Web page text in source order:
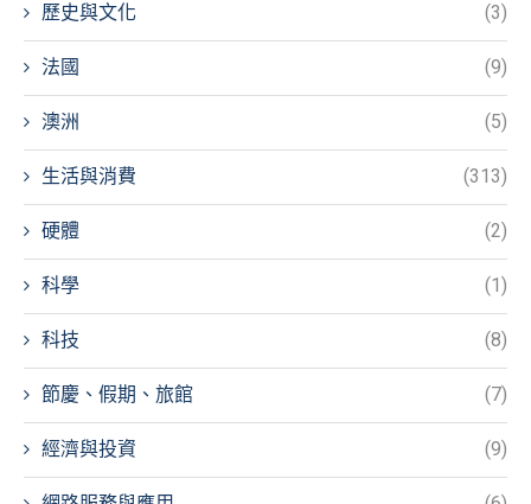
歷史與文化 (3)
法國 (9)
澳洲 (5)
生活與消費 (313)
硬體 (2)
科學 (1)
科技 (8)
節慶、假期、旅館 (7)
經濟與投資 (9)